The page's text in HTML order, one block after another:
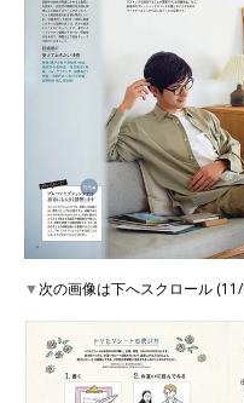
▼次の画像は下へスクロール